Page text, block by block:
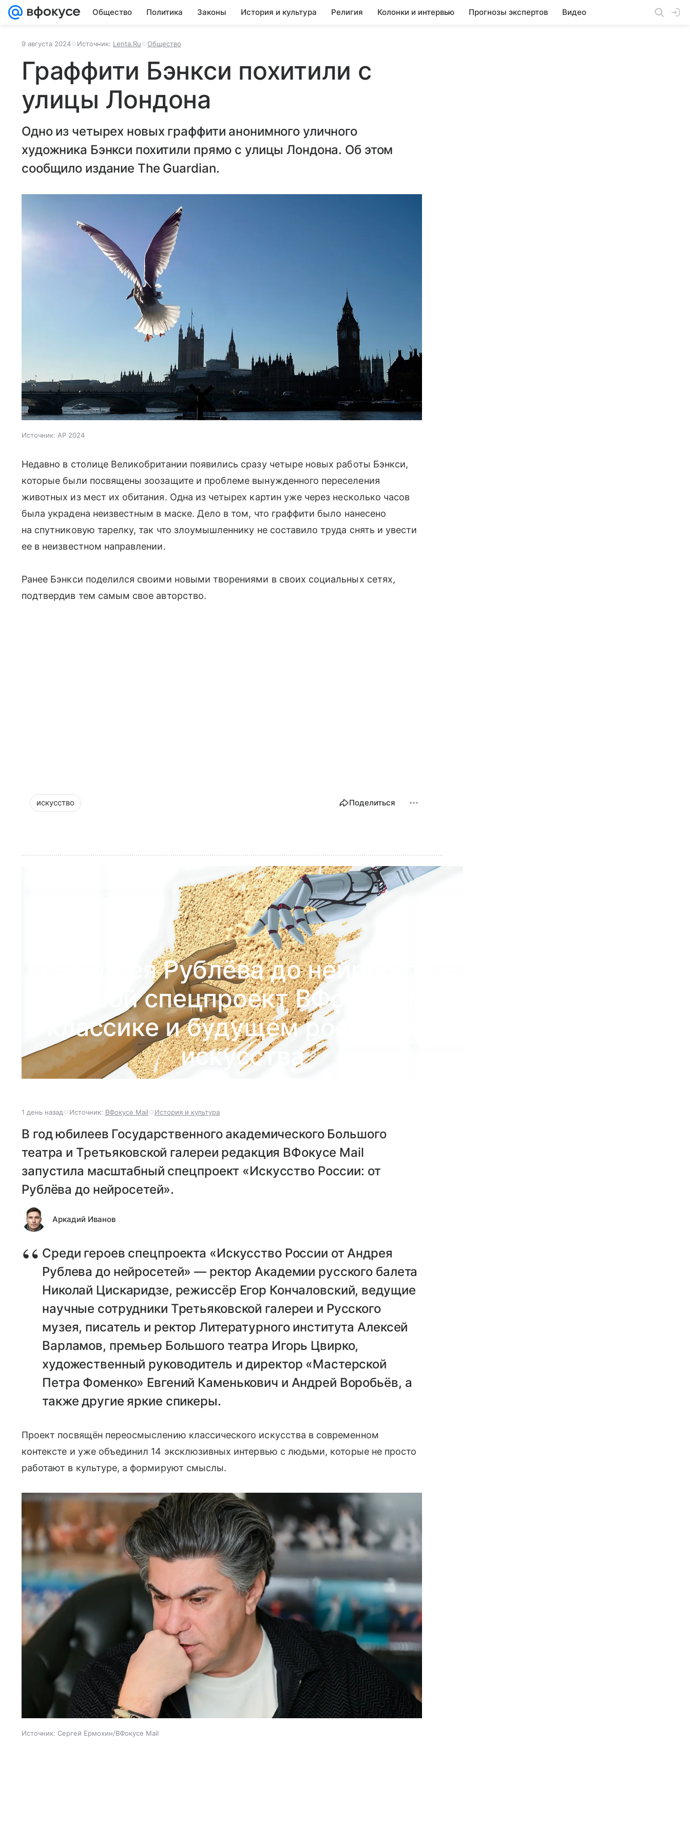
Общество Политика Законы История и культура Религия Колонки и интервью Прогнозы экспертов Видео
9 августа 2024 Источник: Lenta.Ru Общество
Граффити Бэнкси похитили с
улицы Лондона
Одно из четырех новых граффити анонимного уличного
художника Бэнкси похитили прямо с улицы Лондона. Об этом
сообщило издание The Guardian.
Источник: AP 2024
Недавно в столице Великобритании появились сразу четыре новых работы Бэнкси,
которые были посвящены зоозащите и проблеме вынужденного переселения
животных из мест их обитания. Одна из четырех картин уже через несколько часов
была украдена неизвестным в маске. Дело в том, что граффити было нанесено
на спутниковую тарелку, так что злоумышленнику не составило труда снять и увести
ее в неизвестном направлении.
Ранее Бэнкси поделился своими новыми творениями в своих социальных сетях,
подтвердив тем самым свое авторство.
искусство Поделиться
От Андрея Рублёва до нейросетей:
большой спецпроект ВФокусе Mail
о классике и будущем российского
искусства
1 день назад Источник: ВФокусе Mail История и культура
В год юбилеев Государственного академического Большого
театра и Третьяковской галереи редакция ВФокусе Mail
запустила масштабный спецпроект «Искусство России: от
Рублёва до нейросетей».
Аркадий Иванов
Среди героев спецпроекта «Искусство России от Андрея
Рублева до нейросетей» — ректор Академии русского балета
Николай Цискаридзе, режиссёр Егор Кончаловский, ведущие
научные сотрудники Третьяковской галереи и Русского
музея, писатель и ректор Литературного института Алексей
Варламов, премьер Большого театра Игорь Цвирко,
художественный руководитель и директор «Мастерской
Петра Фоменко» Евгений Каменькович и Андрей Воробьёв, а
также другие яркие спикеры.
Проект посвящён переосмыслению классического искусства в современном
контексте и уже объединил 14 эксклюзивных интервью с людьми, которые не просто
работают в культуре, а формируют смыслы.
Источник: Сергей Ермохин/ВФокусе Mail